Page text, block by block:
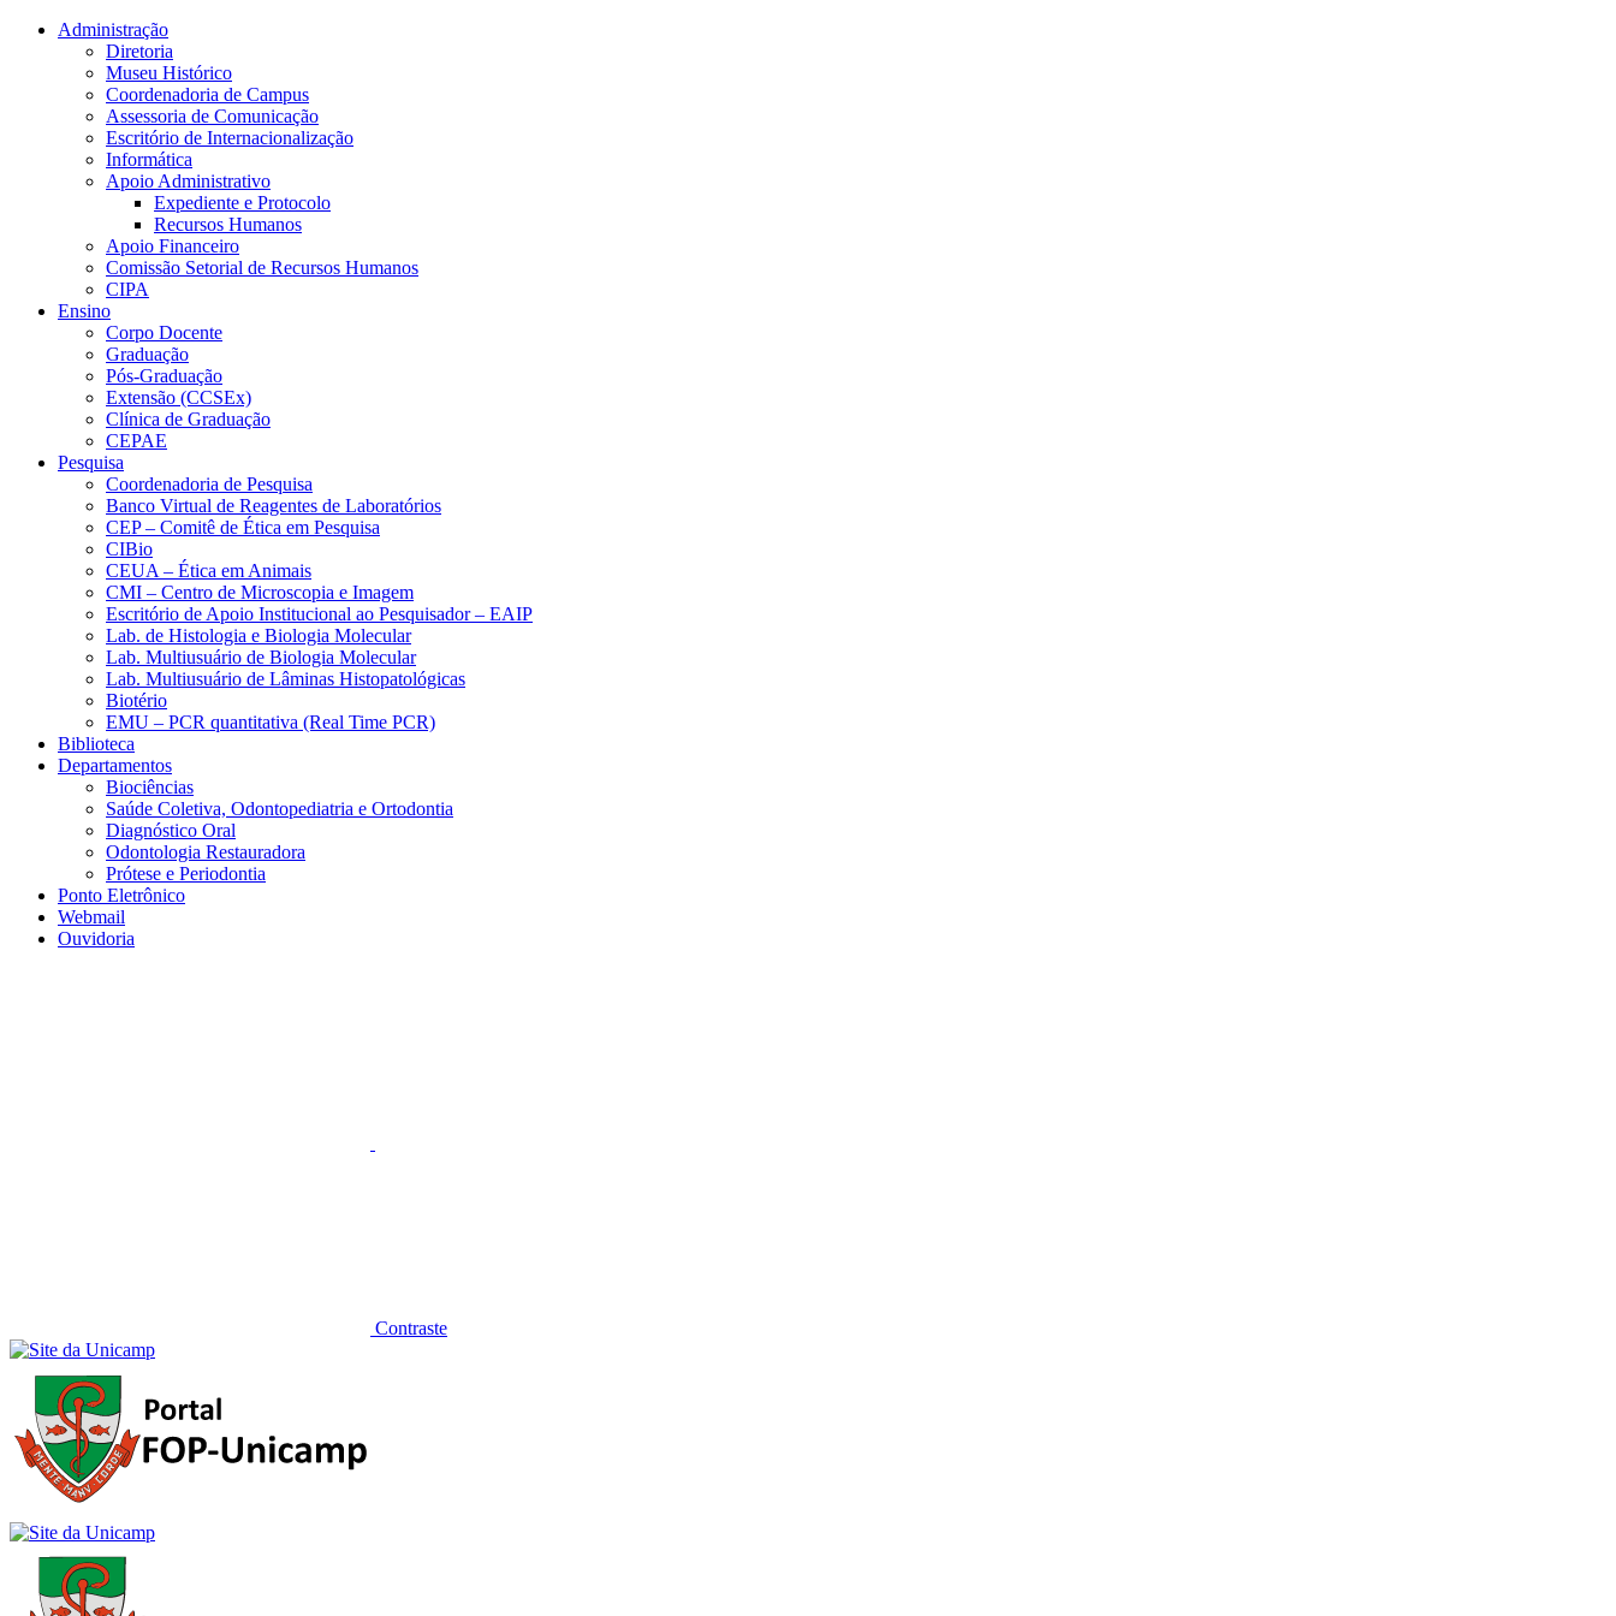
Conteúdo principal Menu principal
Administração
Diretoria
Museu Histórico
Coordenadoria de Campus
Assessoria de Comunicação
Escritório de Internacionalização
Informática
Apoio Administrativo
Expediente e Protocolo
Recursos Humanos
Apoio Financeiro
Comissão Setorial de Recursos Humanos
CIPA
Ensino
Corpo Docente
Graduação
Pós-Graduação
Extensão (CCSEx)
Clínica de Graduação
CEPAE
Pesquisa
Coordenadoria de Pesquisa
Banco Virtual de Reagentes de Laboratórios
CEP – Comitê de Ética em Pesquisa
CIBio
CEUA – Ética em Animais
CMI – Centro de Microscopia e Imagem
Escritório de Apoio Institucional ao Pesquisador – EAIP
Lab. de Histologia e Biologia Molecular
Lab. Multiusuário de Biologia Molecular
Lab. Multiusuário de Lâminas Histopatológicas
Biotério
EMU – PCR quantitativa (Real Time PCR)
Biblioteca
Departamentos
Biociências
Saúde Coletiva, Odontopediatria e Ortodontia
Diagnóstico Oral
Odontologia Restauradora
Prótese e Periodontia
Ponto Eletrônico
Webmail
Ouvidoria
Contraste